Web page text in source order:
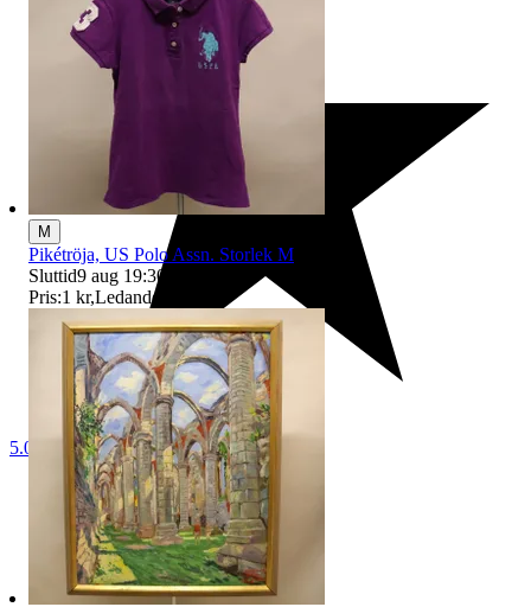
5.0
M
Pikétröja, US Polo Assn. Storlek M
Sluttid9 aug 19:30
Pris:1 kr,Ledande bud